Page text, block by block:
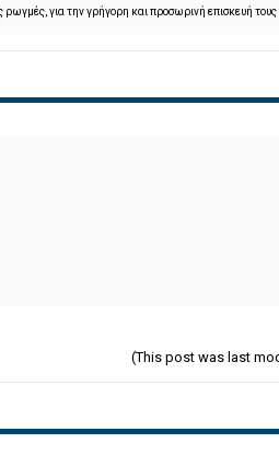
για την γρήγορη και προσωρινή επισκευή τους
(This post was last